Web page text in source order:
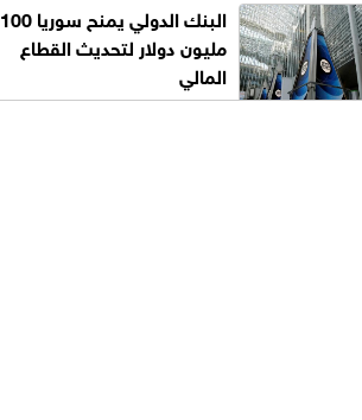
البنك الدولي يمنح سوريا 100
مليون دولار لتحديث القطاع
المالي